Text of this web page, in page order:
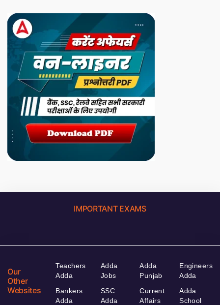
IMPORTANT EXAMS
Our
Other
Websites
Teachers
Adda
Bankers
Adda
Adda
Jobs
SSC
Adda
Adda
Punjab
Current
Affairs
Engineers
Adda
Adda
School